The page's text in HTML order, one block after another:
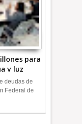
para
y luz
deudas de
Federal de